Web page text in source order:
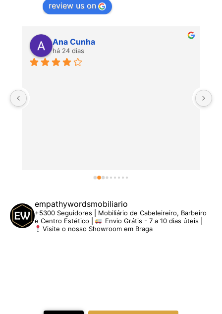
review us on
Ana Cunha
há 24 dias
empathywordsmobiliario
+5300 Seguidores | Mobiliário de Cabeleireiro, Barbeiro
e Centro Estético |
Envio Grátis - 7 a 10 dias úteis |
Visite o nosso Showroom em Braga